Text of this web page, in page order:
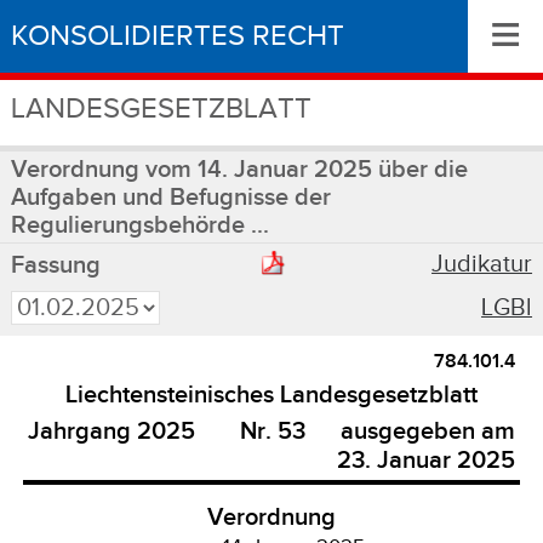
KONSOLIDIERTES RECHT
LANDESGESETZBLATT
≡
Verordnung vom 14. Januar 2025 über die
Aufgaben und Befugnisse der
Regulierungsbehörde ...
Fassung
Judikatur
LGBl